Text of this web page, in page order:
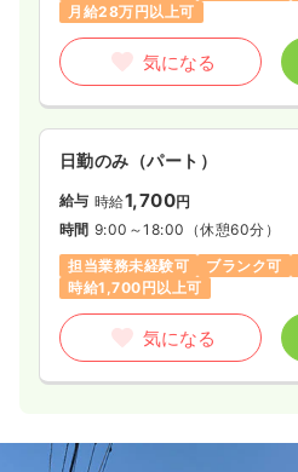
月給28万円以上可
気になる
日勤のみ（パート）
給与 時給1,700円
時間 9:00～18:00 （休憩60分）
担当業務未経験可
ブランク可
時給1,700円以上可
気になる